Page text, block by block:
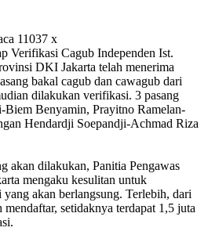
11037 x
Ist.
DKI Jakarta telah menerima
bakal cagub dan cawagub dari
dilakukan verifikasi. 3 pasang
Biem Benyamin, Prayitno Ramelan-
Hendardji Soepandji-Achmad Riza
akan dilakukan, Panitia Pengawas
mengaku kesulitan untuk
akan berlangsung. Terlebih, dari
setidaknya terdapat 1,5 juta